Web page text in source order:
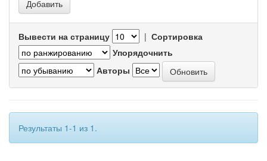
Вывести на страницу | Сортировка
Упорядочнить
Авторы
Результаты 1-1 из 1.